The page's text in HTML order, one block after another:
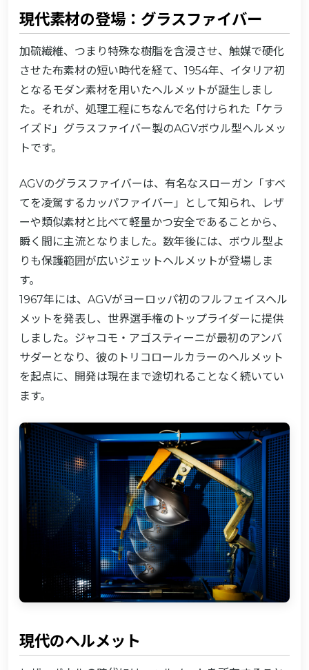
現代素材の登場：グラスファイバー
加硫繊維、つまり特殊な樹脂を含浸させ、触媒で硬化
させた布素材の短い時代を経て、1954年、イタリア初
となるモダン素材を用いたヘルメットが誕生しまし
た。それが、処理工程にちなんで名付けられた「ケラ
イズド」グラスファイバー製のAGVボウル型ヘルメッ
トです。
AGVのグラスファイバーは、有名なスローガン「すべ
てを凌駕するカッパファイバー」として知られ、レザ
ーや類似素材と比べて軽量かつ安全であることから、
瞬く間に主流となりました。数年後には、ボウル型よ
りも保護範囲が広いジェットヘルメットが登場しま
す。
1967年には、AGVがヨーロッパ初のフルフェイスヘル
メットを発表し、世界選手権のトップライダーに提供
しました。ジャコモ・アゴスティーニが最初のアンバ
サダーとなり、彼のトリコロールカラーのヘルメット
を起点に、開発は現在まで途切れることなく続いてい
ます。
現代のヘルメット